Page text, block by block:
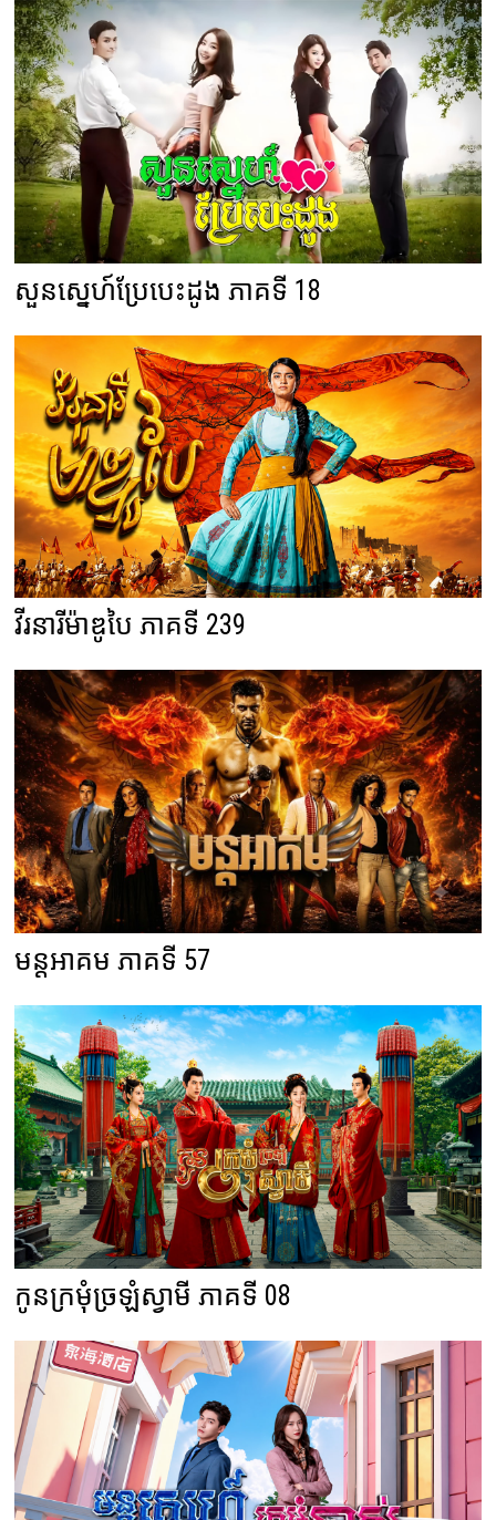
សួនស្នេហ៍ប្រែបេះដូង ភាគទី 18
វីរនារីម៉ាឌូបៃ ភាគទី 239
មន្តអាគម ភាគទី 57
កូនក្រមុំច្រឡំស្វាមី ភាគទី 08